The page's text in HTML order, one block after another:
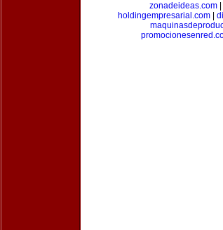
zonadeideas.com
holdingempresarial.com